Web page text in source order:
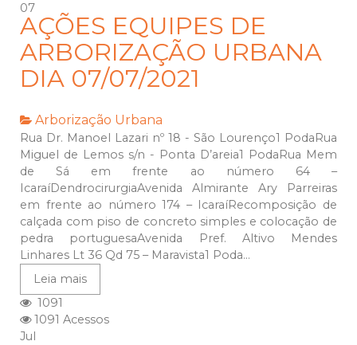
07
AÇÕES EQUIPES DE
ARBORIZAÇÃO URBANA
DIA 07/07/2021
Arborização Urbana
Rua Dr. Manoel Lazari nº 18 - São Lourenço1 PodaRua
Miguel de Lemos s/n - Ponta D’areia1 PodaRua Mem
de Sá em frente ao número 64 –
IcaraíDendrocirurgiaAvenida Almirante Ary Parreiras
em frente ao número 174 – IcaraíRecomposição de
calçada com piso de concreto simples e colocação de
pedra portuguesaAvenida Pref. Altivo Mendes
Linhares Lt 36 Qd 75 – Maravista1 Poda...
Leia mais
1091
1091 Acessos
Jul